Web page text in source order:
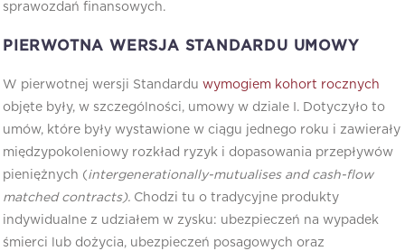
sprawozdań finansowych.
PIERWOTNA WERSJA STANDARDU UMOWY
W pierwotnej wersji Standardu wymogiem kohort rocznych
objęte były, w szczególności, umowy w dziale I. Dotyczyło to
umów, które były wystawione w ciągu jednego roku i zawierały
międzypokoleniowy rozkład ryzyk i dopasowania przepływów
pieniężnych (intergenerationally-mutualises and cash-flow
matched contracts). Chodzi tu o tradycyjne produkty
indywidualne z udziałem w zysku: ubezpieczeń na wypadek
śmierci lub dożycia, ubezpieczeń posagowych oraz